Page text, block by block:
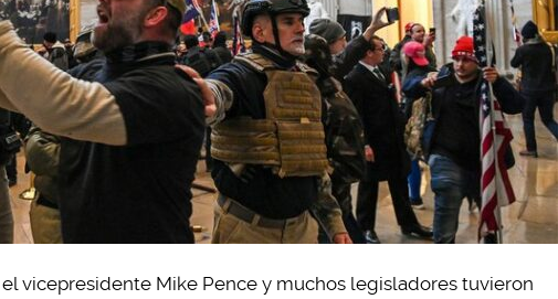
vicepresidente Mike Pence y muchos legisladores tuvieron